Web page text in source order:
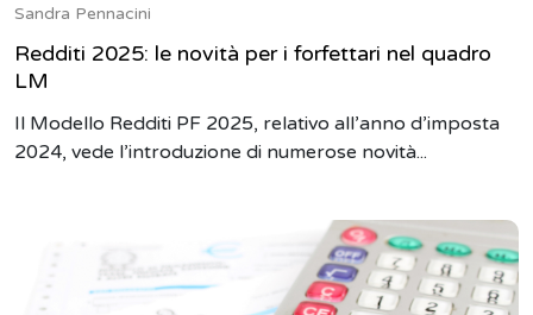
Sandra Pennacini
Redditi 2025: le novità per i forfettari nel quadro
LM
Il Modello Redditi PF 2025, relativo all’anno d’imposta
2024, vede l’introduzione di numerose novità...